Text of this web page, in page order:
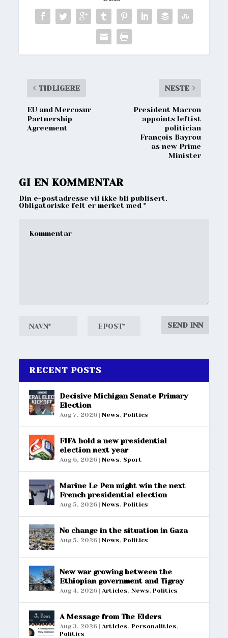
TIDLIGERE
EU and Mercosur
Partnership
Agreement
NESTE
President Macron
appoints leftist
politician
François Bayrou
as new Prime
Minister
GI EN KOMMENTAR
Din e-postadresse vil ikke bli publisert.
Obligatoriske felt er merket med*
RECENT POSTS
Decisive Michigan Senate Primary
Election
Aug 7, 2026 |News,Politics
FIFA hold a new presidential
election next year
Aug 6, 2026 |News, Sport
Marine Le Pen might win the next
French presidential election
Aug 5, 2026 |News,Politics
No change in the situation in Gaza
Aug 5, 2026 |News,Politics
New war growing between the
Ethiopian government and Tigray
Aug 4, 2026 |Articles,News,Politics
A Message from The Elders
Aug 3, 2026 |Articles,Personalities,
Politics